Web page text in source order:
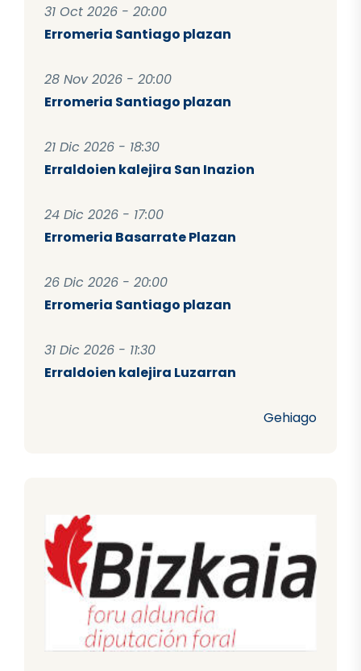
31 Oct 2026 - 20:00
Erromeria Santiago plazan
28 Nov 2026 - 20:00
Erromeria Santiago plazan
21 Dic 2026 - 18:30
Erraldoien kalejira San Inazion
24 Dic 2026 - 17:00
Erromeria Basarrate Plazan
26 Dic 2026 - 20:00
Erromeria Santiago plazan
31 Dic 2026 - 11:30
Erraldoien kalejira Luzarran
Gehiago